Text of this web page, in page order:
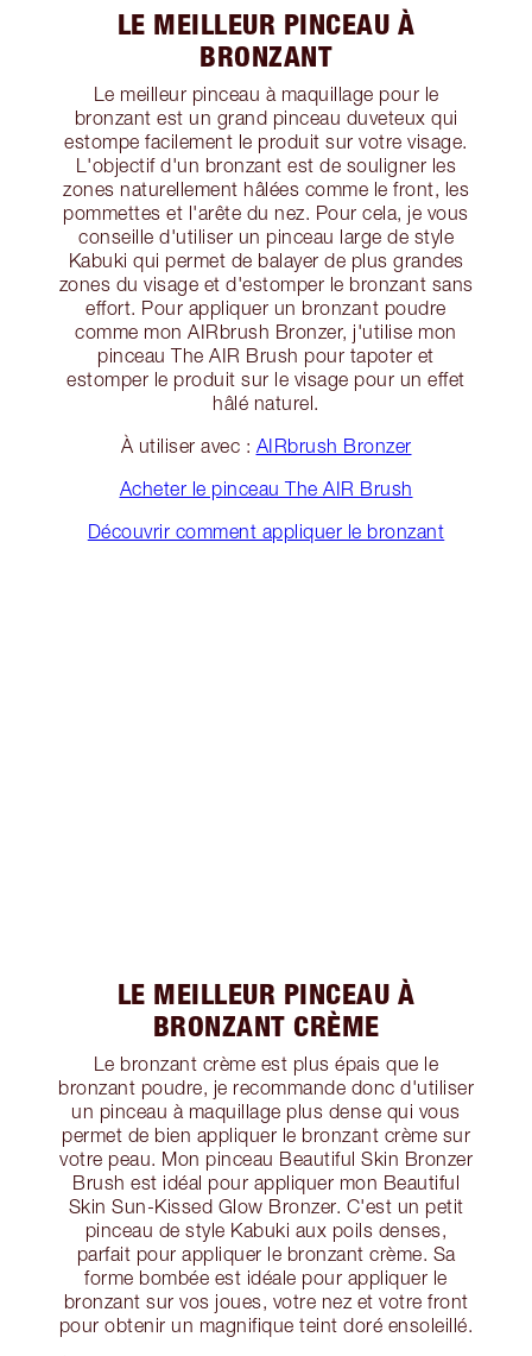
LE MEILLEUR PINCEAU À
BRONZANT
Le meilleur pinceau à maquillage pour le
bronzant est un grand pinceau duveteux qui
estompe facilement le produit sur votre visage.
L'objectif d'un bronzant est de souligner les
zones naturellement hâlées comme le front, les
pommettes et l'arête du nez. Pour cela, je vous
conseille d'utiliser un pinceau large de style
Kabuki qui permet de balayer de plus grandes
zones du visage et d'estomper le bronzant sans
effort. Pour appliquer un bronzant poudre
comme mon AIRbrush Bronzer, j'utilise mon
pinceau The AIR Brush pour tapoter et
estomper le produit sur le visage pour un effet
hâlé naturel.
À utiliser avec : AIRbrush Bronzer
Acheter le pinceau The AIR Brush
Découvrir comment appliquer le bronzant
LE MEILLEUR PINCEAU À
BRONZANT CRÈME
Le bronzant crème est plus épais que le
bronzant poudre, je recommande donc d'utiliser
un pinceau à maquillage plus dense qui vous
permet de bien appliquer le bronzant crème sur
votre peau. Mon pinceau Beautiful Skin Bronzer
Brush est idéal pour appliquer mon Beautiful
Skin Sun-Kissed Glow Bronzer. C'est un petit
pinceau de style Kabuki aux poils denses,
parfait pour appliquer le bronzant crème. Sa
forme bombée est idéale pour appliquer le
bronzant sur vos joues, votre nez et votre front
pour obtenir un magnifique teint doré ensoleillé.